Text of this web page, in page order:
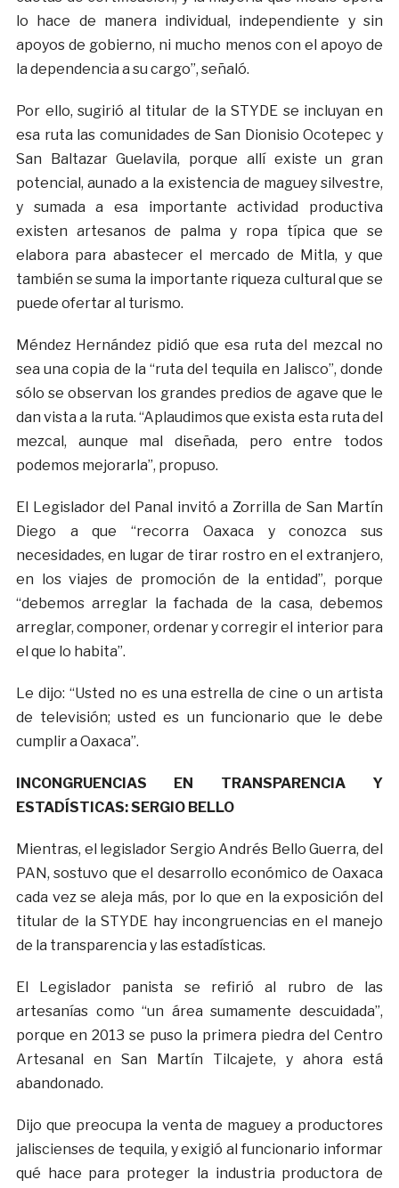
lo hace de manera individual, independiente y sin
apoyos de gobierno, ni mucho menos con el apoyo de
la dependencia a su cargo”, señaló.
Por ello, sugirió al titular de la STYDE se incluyan en
esa ruta las comunidades de San Dionisio Ocotepec y
San Baltazar Guelavila, porque allí existe un gran
potencial, aunado a la existencia de maguey silvestre,
y sumada a esa importante actividad productiva
existen artesanos de palma y ropa típica que se
elabora para abastecer el mercado de Mitla, y que
también se suma la importante riqueza cultural que se
puede ofertar al turismo.
Méndez Hernández pidió que esa ruta del mezcal no
sea una copia de la “ruta del tequila en Jalisco”, donde
sólo se observan los grandes predios de agave que le
dan vista a la ruta. “Aplaudimos que exista esta ruta del
mezcal, aunque mal diseñada, pero entre todos
podemos mejorarla”, propuso.
El Legislador del Panal invitó a Zorrilla de San Martín
Diego a que “recorra Oaxaca y conozca sus
necesidades, en lugar de tirar rostro en el extranjero,
en los viajes de promoción de la entidad”, porque
“debemos arreglar la fachada de la casa, debemos
arreglar, componer, ordenar y corregir el interior para
el que lo habita”.
Le dijo: “Usted no es una estrella de cine o un artista
de televisión; usted es un funcionario que le debe
cumplir a Oaxaca”.
INCONGRUENCIAS EN TRANSPARENCIA Y
ESTADÍSTICAS: SERGIO BELLO
Mientras, el legislador Sergio Andrés Bello Guerra, del
PAN, sostuvo que el desarrollo económico de Oaxaca
cada vez se aleja más, por lo que en la exposición del
titular de la STYDE hay incongruencias en el manejo
de la transparencia y las estadísticas.
El Legislador panista se refirió al rubro de las
artesanías como “un área sumamente descuidada”,
porque en 2013 se puso la primera piedra del Centro
Artesanal en San Martín Tilcajete, y ahora está
abandonado.
Dijo que preocupa la venta de maguey a productores
jaliscienses de tequila, y exigió al funcionario informar
qué hace para proteger la industria productora de